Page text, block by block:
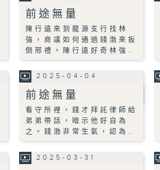
前途無量
陳行遠來到龍源支行找林
強，商議如何通過錢渤來扳
倒邢禮。陳行遠好奇林強…
2025-04-04
前途無量
看守所裡，錢才拜託律師給
弟弟帶話，暗示他好自為
之。錢渤非常生氣，認為…
2025-03-31